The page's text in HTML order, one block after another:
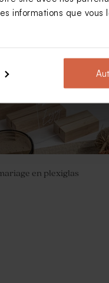
informations que vous
en plexiglas